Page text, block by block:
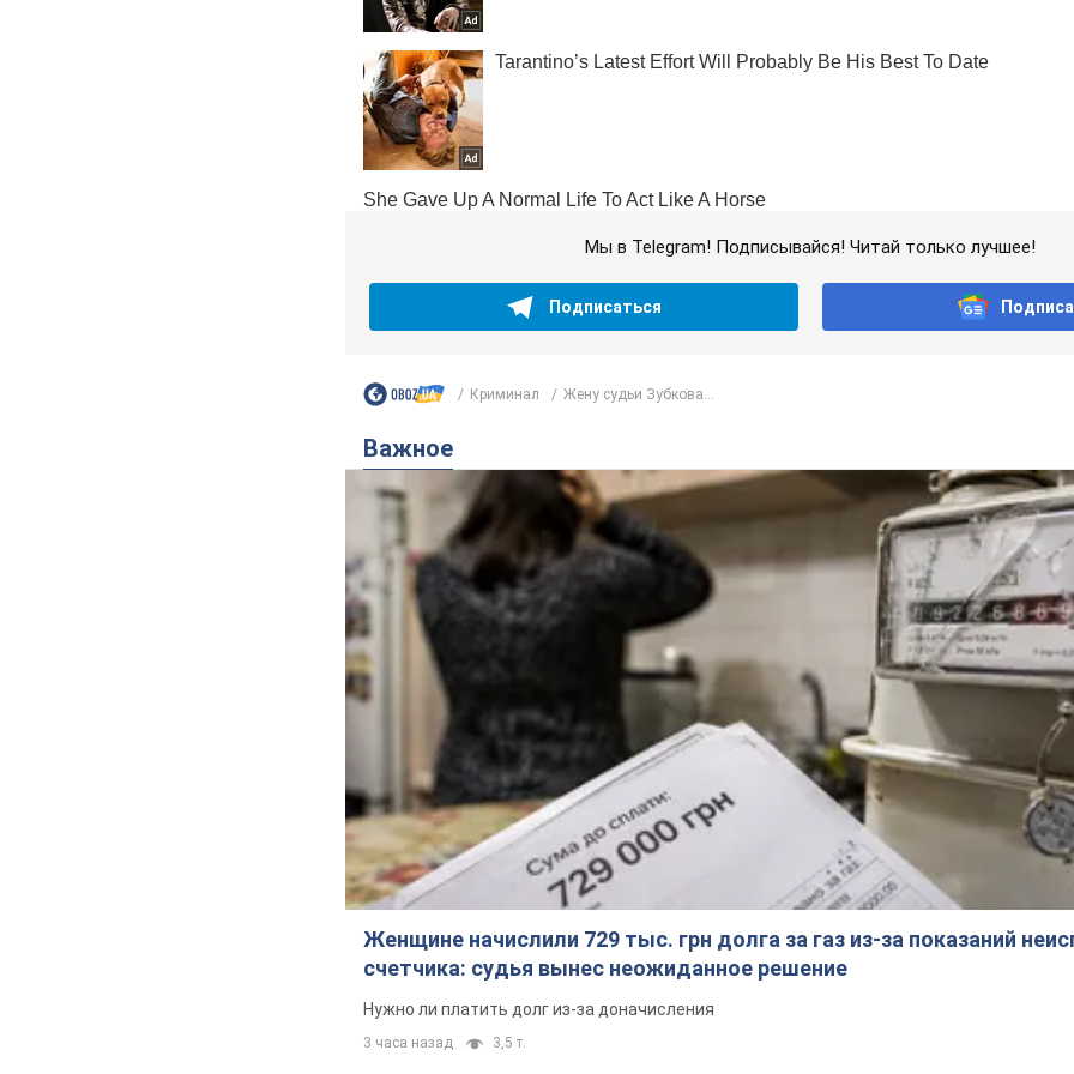
Мы в Telegram! Подписывайся! Читай только лучшее!
Подписаться
Криминал Жену судьи Зубкова...
Важное
Женщине начислили 729 тыс. грн долга за газ из-за показаний
счетчика: судья вынес неожиданное решение
Нужно ли платить долг из-за доначисления
3 часа назад 3,5 т.